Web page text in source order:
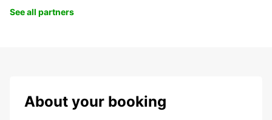
See all partners
About your booking